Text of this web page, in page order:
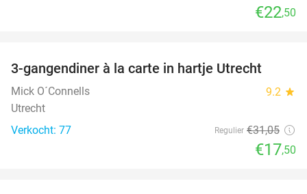
€22,50
3-gangendiner à la carte in hartje Utrecht
Mick O´Connells 9.2 star
Utrecht
Verkocht: 77
Regulier €31,05
€17,50